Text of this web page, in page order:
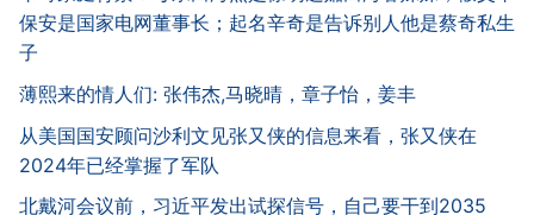
保安是国家电网董事长；起名辛奇是告诉别人他是蔡奇私生
子
薄熙来的情人们: 张伟杰,马晓晴，章子怡，姜丰
从美国国安顾问沙利文见张又侠的信息来看，张又侠在
2024年已经掌握了军队
北戴河会议前，习近平发出试探信号，自己要干到2035